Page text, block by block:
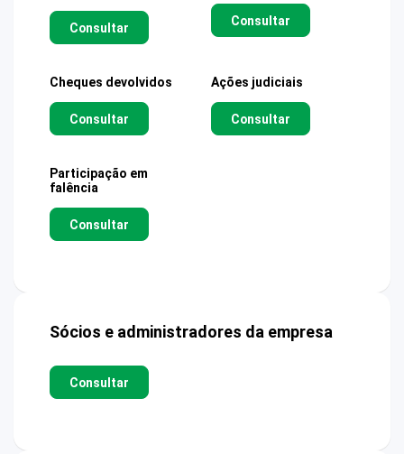
Consultar Consultar
Cheques devolvidos
Consultar
Ações judiciais
Consultar
Participação em
falência
Consultar
Sócios e administradores da empresa
Consultar